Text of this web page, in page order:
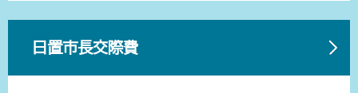
日置市長交際費